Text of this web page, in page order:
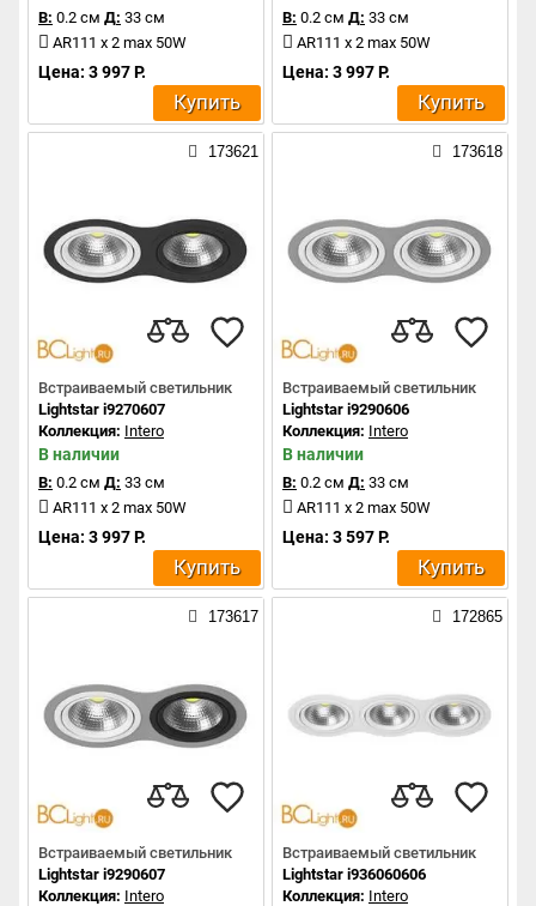
В: 0.2 см Д: 33 см
AR111 x 2 max 50W
Цена: 3 997 Р.
Купить
В: 0.2 см Д: 33 см
AR111 x 2 max 50W
Цена: 3 997 Р.
Купить
173621
Встраиваемый светильник
Lightstar i9270607
Коллекция: Intero
В наличии
В: 0.2 см Д: 33 см
AR111 x 2 max 50W
Цена: 3 997 Р.
Купить
173618
Встраиваемый светильник
Lightstar i9290606
Коллекция: Intero
В наличии
В: 0.2 см Д: 33 см
AR111 x 2 max 50W
Цена: 3 597 Р.
Купить
173617
Встраиваемый светильник
Lightstar i9290607
Коллекция: Intero
172865
Встраиваемый светильник
Lightstar i936060606
Коллекция: Intero